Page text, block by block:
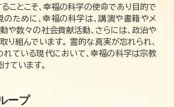
ことこそ、幸福の科学の使命であり目的で
のために、幸福の科学は、講演や書籍やメ
や数々の社会貢献活動、さらには、政治や
り組んでいます。 霊的な真実が忘れられ、
ている現代において、幸福の科学は宗教
ています。
ープ